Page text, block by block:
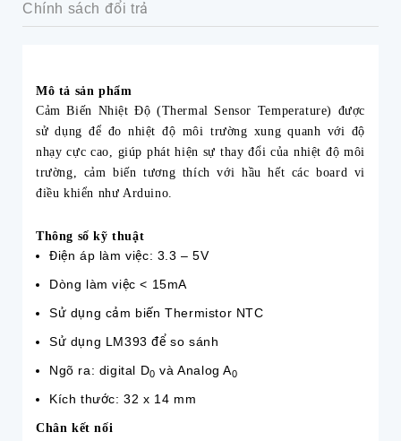
Chính sách đổi trả
Mô tả sản phẩm
Cảm Biến Nhiệt Độ (Thermal Sensor Temperature) được
sử dụng để đo nhiệt độ môi trường xung quanh với độ
nhạy cực cao, giúp phát hiện sự thay đổi của nhiệt độ môi
trường, cảm biến tương thích với hầu hết các board vi
điều khiển như Arduino.
Thông số kỹ thuật
Điện áp làm việc: 3.3 – 5V
Dòng làm việc < 15mA
Sử dụng cảm biến Thermistor NTC
Sử dụng LM393 để so sánh
Ngõ ra: digital D0 và Analog A0
Kích thước: 32 x 14 mm
Chân kết nối